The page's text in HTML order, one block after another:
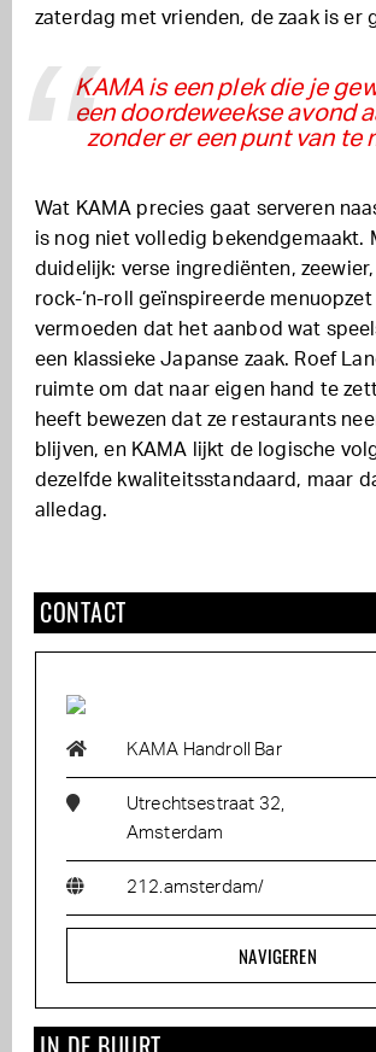
zaterdag met vrienden, de zaak is er
KAMA is een plek die je
een doordeweekse avond
zonder er een punt van te
Wat KAMA precies gaat serveren
is nog niet volledig bekendgemaakt.
duidelijk: verse ingrediënten,
rock-‘n-roll geïnspireerde
vermoeden dat het aanbod wat
een klassieke Japanse zaak. Roef
ruimte om dat naar eigen hand te
heeft bewezen dat ze restaurants
blijven, en KAMA lijkt de logische
dezelfde kwaliteitsstandaard, maar
alledag.
CONTACT
KAMA Handroll Bar
Utrechtsestraat 32,
Amsterdam
212.amsterdam/
NAVIGEREN